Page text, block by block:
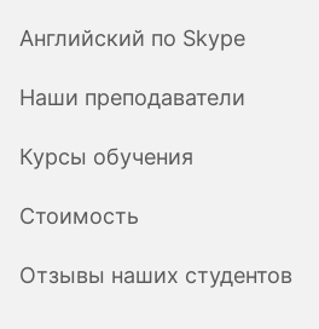
Английский по Skype
Наши преподаватели
Курсы обучения
Стоимость
Отзывы наших студентов